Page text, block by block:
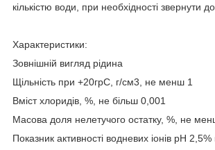
кількістю води, при необхідності звернути до
Характеристики:
Зовнішній вигляд рідина
Щільність при +20грС, г/см3, не менш 1
Вміст хлоридів, %, не більш 0,001
Масова доля нелетучого остатку, %, не
Показник активності водневих іонів рН